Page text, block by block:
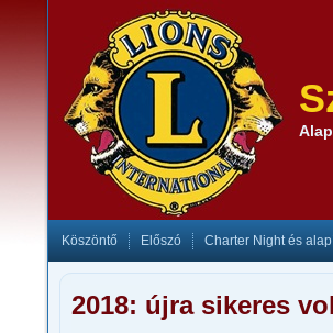
Köszöntő Előszó Charter Night és
2018: újra sikeres